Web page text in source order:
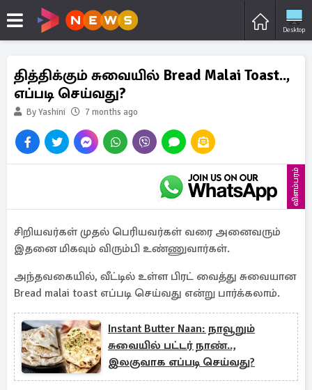
Desktop
தித்திக்கும் சுவையில் Bread Malai Toast..,
எப்படி செய்வது?
By Yashini 7 months ago
விளம்பரம்
சிறியவர்கள் முதல் பெரியவர்கள் வரை அனைவரும்
இதனை மிகவும் விரும்பி உண்ணுவார்கள்.
அந்தவகையில், வீட்டில் உள்ள பிரட் வைத்து சுவையான
Bread malai toast எப்படி செய்வது என்று பார்க்கலாம்.
Instant Butter Naan: நாவூறும்
சுவையில் பட்டர் நாண்..,
இலகுவாக எப்படி செய்வது?